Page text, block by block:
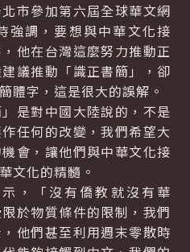
市參加第六屆全球華文網
強調，要想與中華文化接
他在台灣這麼努力推動正
議推動「識正書簡」，卻
體字，這是很大的誤解。
對中國大陸說的，不是
任何的改變，我們希望大
會，讓他們與中華文化接
文化的精髓。
「沒有僑教就沒有華
於物質條件的限制，我們
他們甚至利用週末零散時